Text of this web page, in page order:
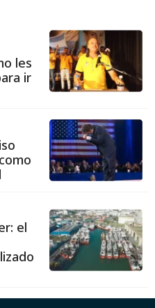
les
ir
el